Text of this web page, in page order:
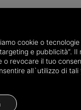
province of Palermo
cookie o
e
revocare il tuo
all`utilizzo di